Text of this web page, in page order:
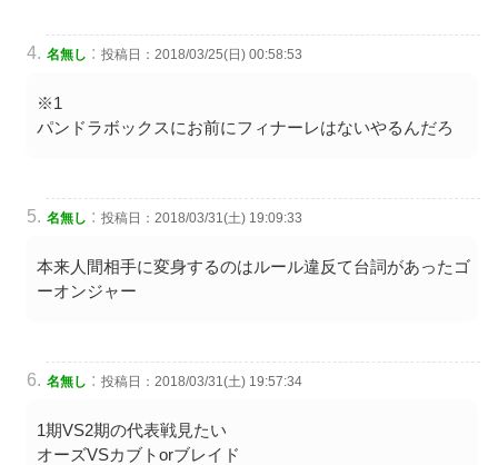
名無し : 投稿日：2018/03/25(日) 00:58:53
※1
パンドラボックスにお前にフィナーレはないやるんだろ
名無し : 投稿日：2018/03/31(土) 19:09:33
本来人間相手に変身するのはルール違反て台詞があったゴ
ーオンジャー
名無し : 投稿日：2018/03/31(土) 19:57:34
1期VS2期の代表戦見たい
オーズVSカブトorブレイド